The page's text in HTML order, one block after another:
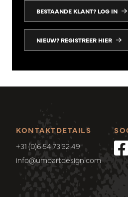
BESTAANDE KLANT? LOG IN
NIEUW? REGISTREER HIER
KONTAKTDETAILS
+31 (0)6 54 73 32 49
info@umoartdesign.com